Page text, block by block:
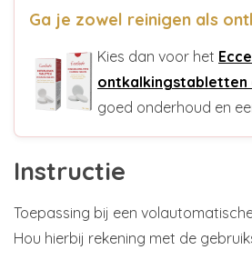
Ga je zowel reinigen als
Kies dan voor het
ontkalkingstabletten
goed onderhoud en
Instructie
Toepassing bij een
Hou hierbij rekening met de